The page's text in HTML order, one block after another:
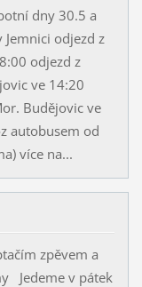
dny 30.5 a
odjezd z
odjezd z
ve 14:20
Budějovic ve
autobusem od
více na...
zpěvem a
Jedeme v pátek